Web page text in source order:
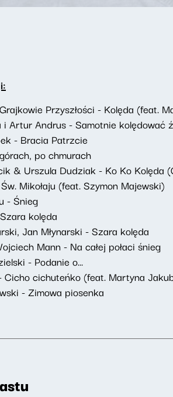
Przyszłości - Kolęda (feat.
i Artur Andrus - Samotnie kolędować
- Bracia Patrzcie
po chmurach
& Urszula Dudziak - Ko Ko Kolęda
Mikołaju (feat. Szymon Majewski)
- Śnieg
kolęda
Jan Młynarski - Szara kolęda
Mann - Na całej połaci śnieg
- Podanie o...
Cicho cichuteńko (feat. Martyna
- Zimowa piosenka